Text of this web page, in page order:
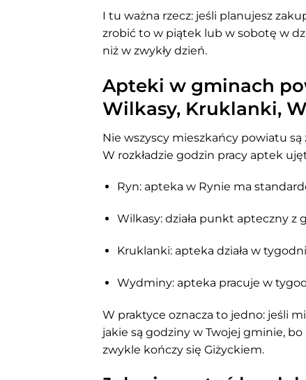
I tu ważna rzecz: jeśli planujesz
zrobić to w piątek lub w sobotę w
niż w zwykły dzień.
Apteki w gminach
Wilkasy, Kruklanki,
Nie wszyscy mieszkańcy powiatu są
W rozkładzie godzin pracy aptek
Ryn: apteka w Rynie ma
Wilkasy: działa punkt apteczny
Kruklanki: apteka działa w
Wydminy: apteka pracuje w
W praktyce oznacza to jedno: jeśli
jakie są godziny w Twojej gminie,
zwykle kończy się Giżyckiem.